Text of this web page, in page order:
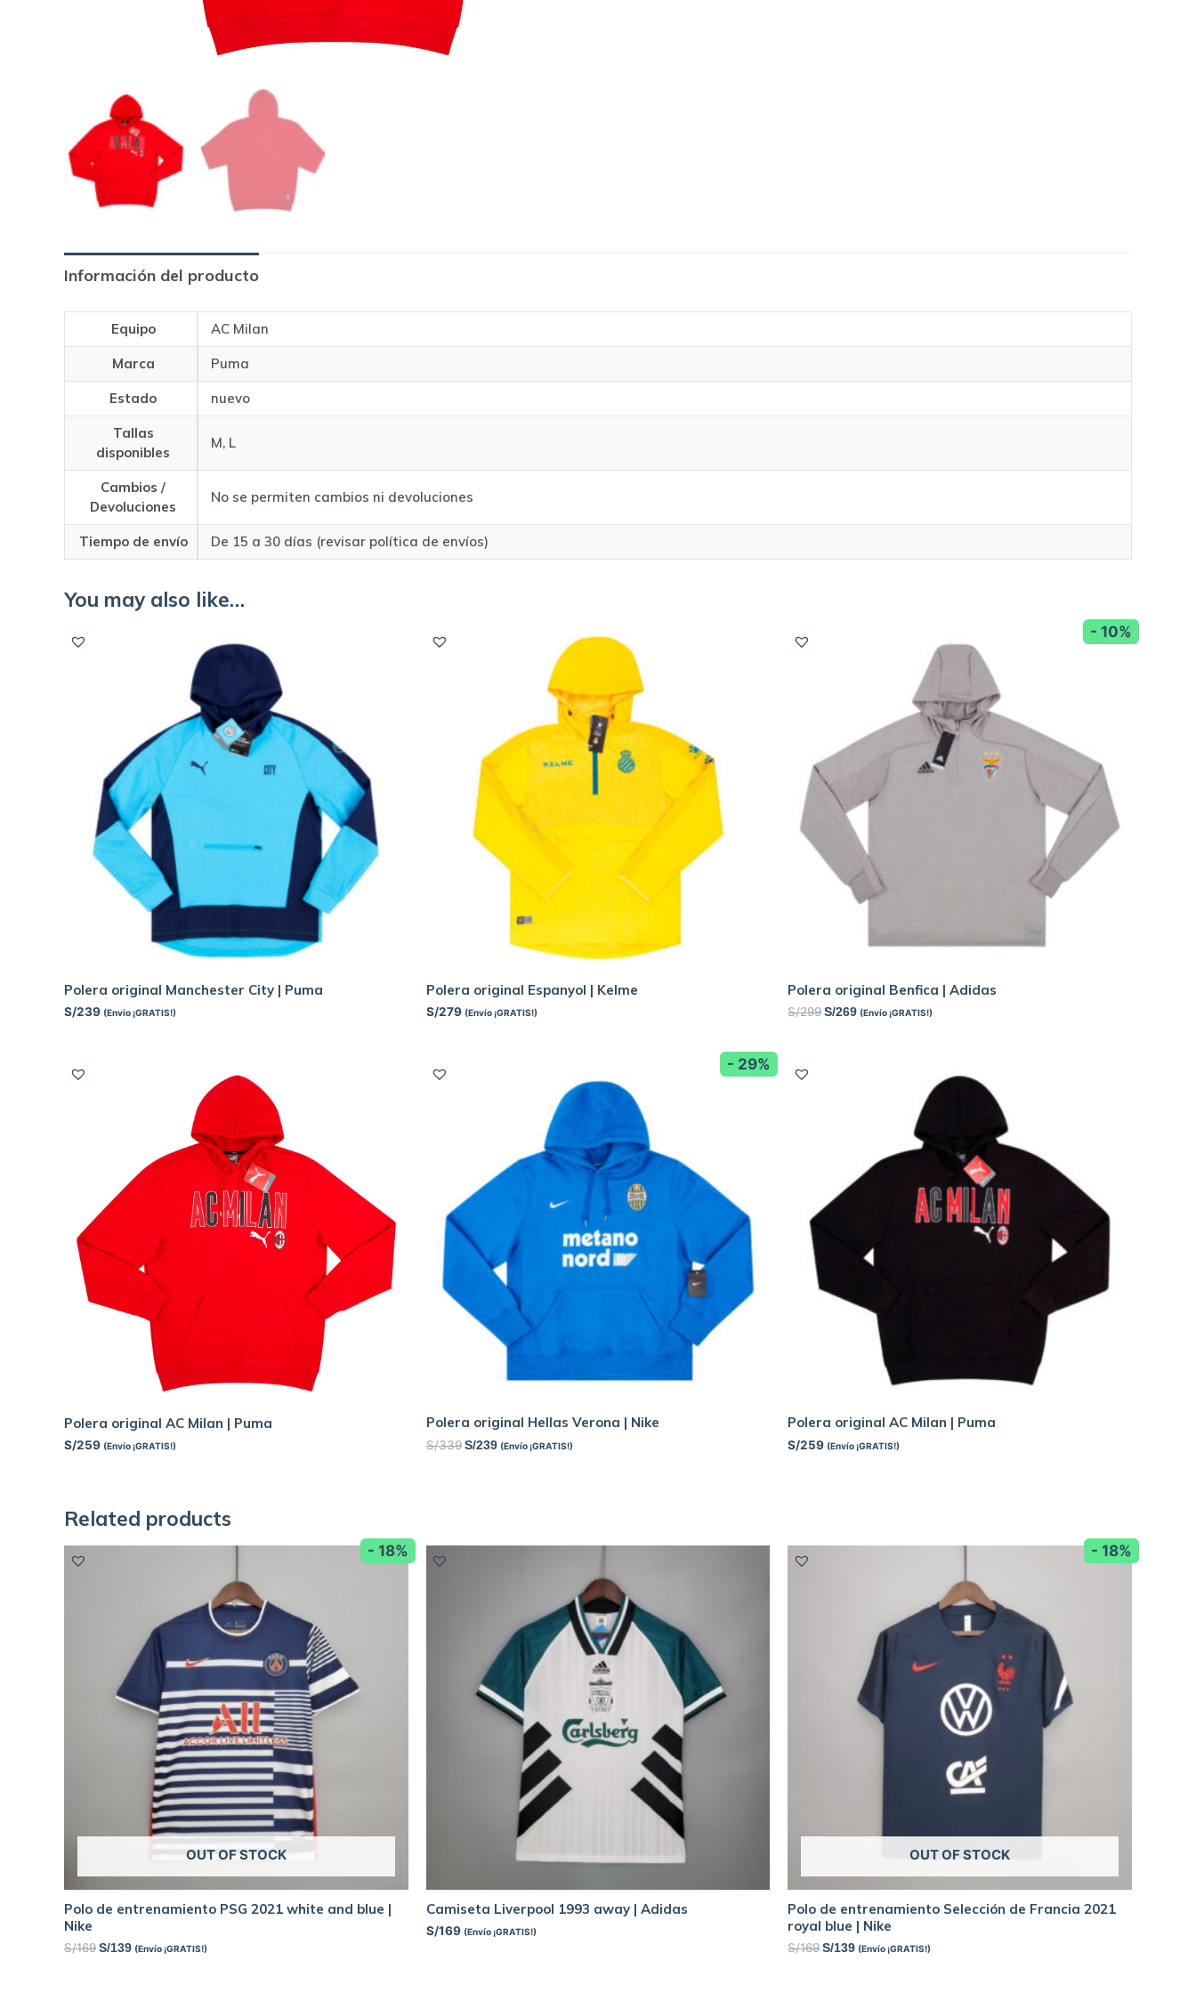
Información del producto
Equipo AC Milan
Marca Puma
Estado nuevo
Tallas
disponibles
M, L
Cambios /
Devoluciones
No se permiten cambios ni devoluciones
Tiempo de envío De 15 a 30 días (revisar política de envíos)
You may also like…
Polera original Manchester City | Puma
S/239 (Envío ¡GRATIS!)
Polera original Espanyol | Kelme
S/279 (Envío ¡GRATIS!)
- 10%
Polera original Benfica | Adidas
S/299 S/269 (Envío ¡GRATIS!)
Polera original AC Milan | Puma
S/259 (Envío ¡GRATIS!)
- 29%
Polera original Hellas Verona | Nike
S/339 S/239 (Envío ¡GRATIS!)
Polera original AC Milan | Puma
S/259 (Envío ¡GRATIS!)
Related products
- 18%
OUT OF STOCK
Polo de entrenamiento PSG 2021 white and blue |
Nike
S/169 S/139 (Envío ¡GRATIS!)
Camiseta Liverpool 1993 away | Adidas
S/169 (Envío ¡GRATIS!)
- 18%
OUT OF STOCK
Polo de entrenamiento Selección de Francia 2021
royal blue | Nike
S/169 S/139 (Envío ¡GRATIS!)